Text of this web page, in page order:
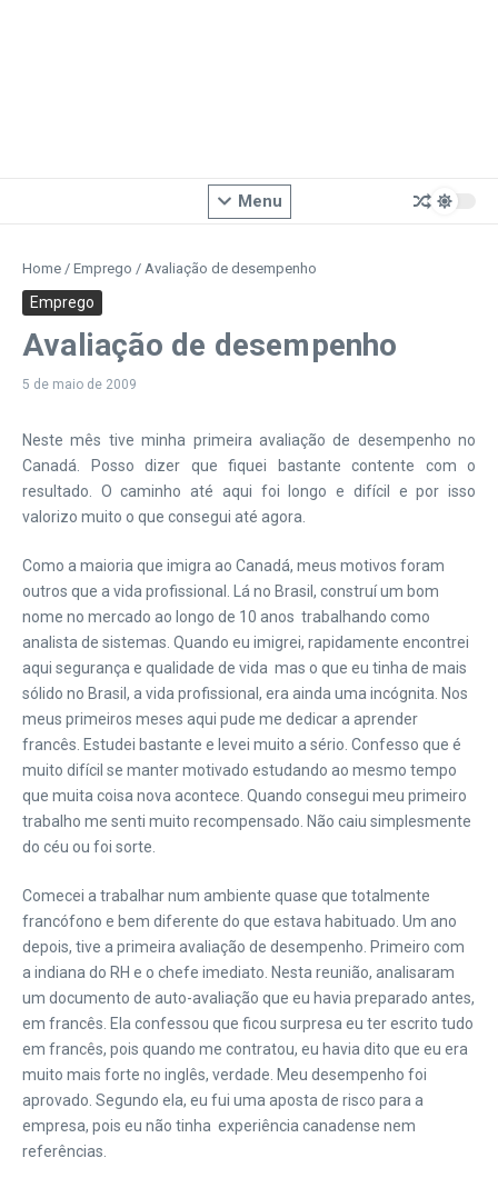
Menu
Home / Emprego / Avaliação de desempenho
Emprego
Avaliação de desempenho
5 de maio de 2009
Neste mês tive minha primeira avaliação de desempenho no
Canadá. Posso dizer que fiquei bastante contente com o
resultado. O caminho até aqui foi longo e difícil e por isso
valorizo muito o que consegui até agora.
Como a maioria que imigra ao Canadá, meus motivos foram
outros que a vida profissional. Lá no Brasil, construí um bom
nome no mercado ao longo de 10 anos trabalhando como
analista de sistemas. Quando eu imigrei, rapidamente encontrei
aqui segurança e qualidade de vida mas o que eu tinha de mais
sólido no Brasil, a vida profissional, era ainda uma incógnita. Nos
meus primeiros meses aqui pude me dedicar a aprender
francês. Estudei bastante e levei muito a sério. Confesso que é
muito difícil se manter motivado estudando ao mesmo tempo
que muita coisa nova acontece. Quando consegui meu primeiro
trabalho me senti muito recompensado. Não caiu simplesmente
do céu ou foi sorte.
Comecei a trabalhar num ambiente quase que totalmente
francófono e bem diferente do que estava habituado. Um ano
depois, tive a primeira avaliação de desempenho. Primeiro com
a indiana do RH e o chefe imediato. Nesta reunião, analisaram
um documento de auto-avaliação que eu havia preparado antes,
em francês. Ela confessou que ficou surpresa eu ter escrito tudo
em francês, pois quando me contratou, eu havia dito que eu era
muito mais forte no inglês, verdade. Meu desempenho foi
aprovado. Segundo ela, eu fui uma aposta de risco para a
empresa, pois eu não tinha experiência canadense nem
referências.